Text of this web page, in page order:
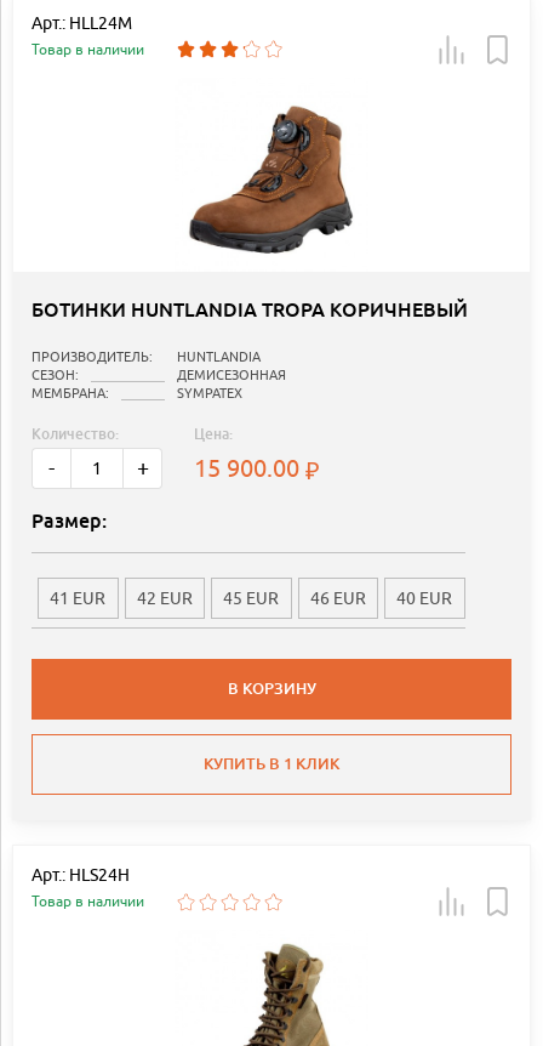
Арт.: HLL24M
Товар в наличии
БОТИНКИ HUNTLANDIA TROPA КОРИЧНЕВЫЙ
ПРОИЗВОДИТЕЛЬ:
HUNTLANDIA
СЕЗОН:
ДЕМИСЕЗОННАЯ
МЕМБРАНА:
SYMPATEX
Количество:
- +
Цена:
15 900.00
Размер:
41 EUR 42 EUR 45 EUR 46 EUR 40 EUR
В КОРЗИНУ
КУПИТЬ В 1 КЛИК
Арт.: HLS24H
Товар в наличии